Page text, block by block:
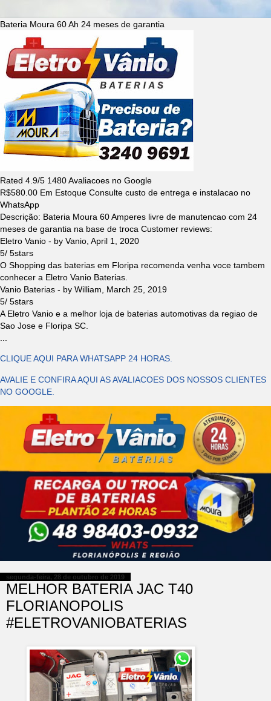
Bateria Moura 60 Ah 24 meses de garantia
Rated 4.9/5 1480Avaliacoes no Google
R$580.00 Em Estoque Consulte custo de entrega e instalacao no
WhatsApp
Descrição: Bateria Moura 60 Amperes livre de manutencao com 24
meses de garantia na base de troca Customer reviews:
Eletro Vanio - by Vanio April 1, 2020
5/ 5stars
O Shopping das baterias em Floripa recomenda venha voce tambem
conhecer a Eletro Vanio Baterias.
Vanio Baterias - by William
March 25, 2019
5/ 5stars
A Eletro Vanio e a melhor loja de baterias automotivas da regiao de
Sao Jose e Floripa SC.
CLIQUE AQUI PARA WHATSAPP 24 HORAS.
AVALIE E CONFIRA AQUI AS AVALIACOES DOS NOSSOS CLIENTES
NO GOOGLE.
segunda-feira, 28 de outubro de 2019
MELHOR BATERIA JAC T40
FLORIANOPOLIS
#ELETROVANIOBATERIAS